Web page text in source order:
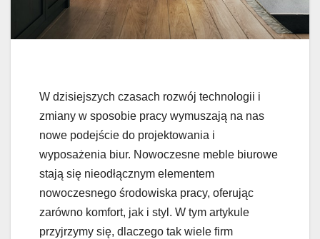
W dzisiejszych czasach rozwój technologii i
zmiany w sposobie pracy wymuszają na nas
nowe podejście do projektowania i
wyposażenia biur. Nowoczesne meble biurowe
stają się nieodłącznym elementem
nowoczesnego środowiska pracy, oferując
zarówno komfort, jak i styl. W tym artykule
przyjrzymy się, dlaczego tak wiele firm